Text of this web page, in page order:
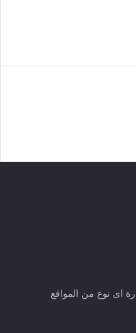
اى نوع من المواقع